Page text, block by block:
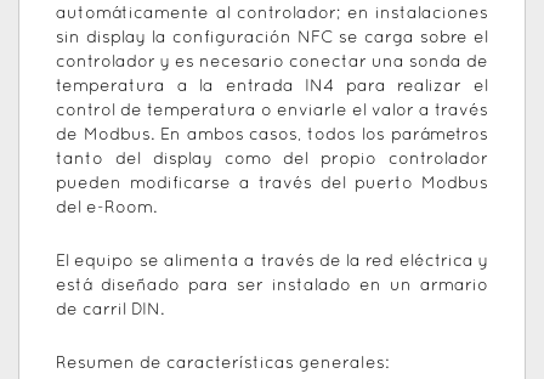
automáticamente al controlador; en instalaciones
sin display la configuración NFC se carga sobre el
controlador y es necesario conectar una sonda de
temperatura a la entrada IN4 para realizar el
control de temperatura o enviarle el valor a través
de Modbus. En ambos casos, todos los parámetros
tanto del display como del propio controlador
pueden modificarse a través del puerto Modbus
del e-Room.
El equipo se alimenta a través de la red eléctrica y
está diseñado para ser instalado en un armario
de carril DIN.
Resumen de características generales: